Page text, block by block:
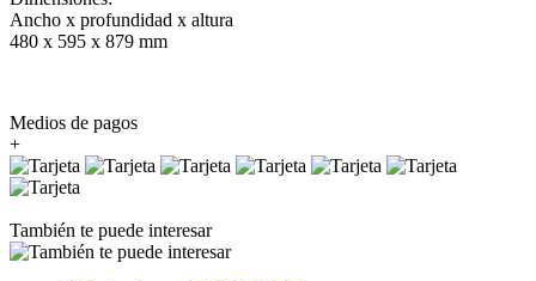
Ancho x profundidad x altura
480 x 595 x 879 mm
Medios de pagos
+
También te puede interesar